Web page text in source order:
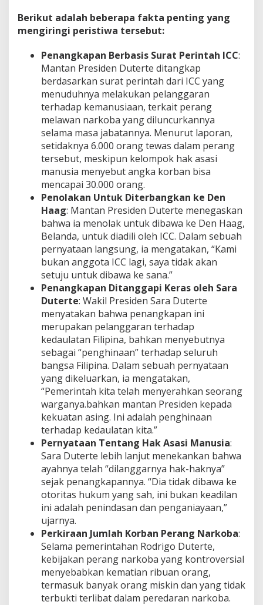
Berikut adalah beberapa fakta penting yang
mengiringi peristiwa tersebut:
Penangkapan Berbasis Surat Perintah ICC:
Mantan Presiden Duterte ditangkap
berdasarkan surat perintah dari ICC yang
menuduhnya melakukan pelanggaran
terhadap kemanusiaan, terkait perang
melawan narkoba yang diluncurkannya
selama masa jabatannya. Menurut laporan,
setidaknya 6.000 orang tewas dalam perang
tersebut, meskipun kelompok hak asasi
manusia menyebut angka korban bisa
mencapai 30.000 orang.
Penolakan Untuk Diterbangkan ke Den
Haag: Mantan Presiden Duterte menegaskan
bahwa ia menolak untuk dibawa ke Den Haag,
Belanda, untuk diadili oleh ICC. Dalam sebuah
pernyataan langsung, ia mengatakan, “Kami
bukan anggota ICC lagi, saya tidak akan
setuju untuk dibawa ke sana.”
Penangkapan Ditanggapi Keras oleh Sara
Duterte: Wakil Presiden Sara Duterte
menyatakan bahwa penangkapan ini
merupakan pelanggaran terhadap
kedaulatan Filipina, bahkan menyebutnya
sebagai “penghinaan” terhadap seluruh
bangsa Filipina. Dalam sebuah pernyataan
yang dikeluarkan, ia mengatakan,
“Pemerintah kita telah menyerahkan seorang
warganya.bahkan mantan Presiden kepada
kekuatan asing. Ini adalah penghinaan
terhadap kedaulatan kita.”
Pernyataan Tentang Hak Asasi Manusia:
Sara Duterte lebih lanjut menekankan bahwa
ayahnya telah “dilanggarnya hak-haknya”
sejak penangkapannya. “Dia tidak dibawa ke
otoritas hukum yang sah, ini bukan keadilan
ini adalah penindasan dan penganiayaan,”
ujarnya.
Perkiraan Jumlah Korban Perang Narkoba:
Selama pemerintahan Rodrigo Duterte,
kebijakan perang narkoba yang kontroversial
menyebabkan kematian ribuan orang,
termasuk banyak orang miskin dan yang tidak
terbukti terlibat dalam peredaran narkoba.